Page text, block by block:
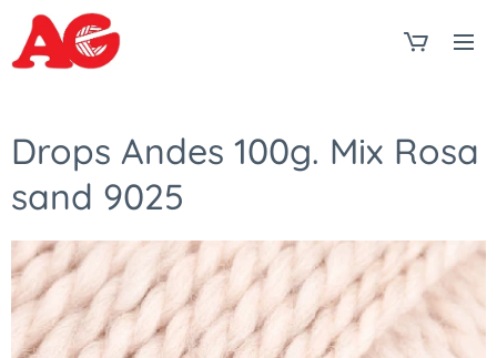
Drops Andes 100g. Mix Rosa
sand 9025